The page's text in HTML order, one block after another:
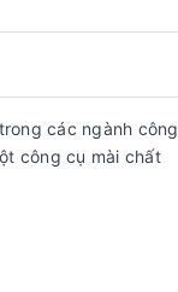
các ngành công
công cụ mài chất